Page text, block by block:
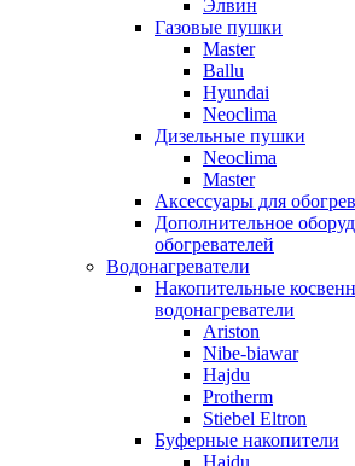
Элвин
Газовые пушки
Master
Ballu
Hyundai
Neoclima
Дизельные пушки
Neoclima
Master
Аксессуары для
Дополнительное
обогревателей
Водонагреватели
Накопительные
водонагреватели
Ariston
Nibe-biawar
Hajdu
Protherm
Stiebel Eltron
Буферные накопители
Hajdu